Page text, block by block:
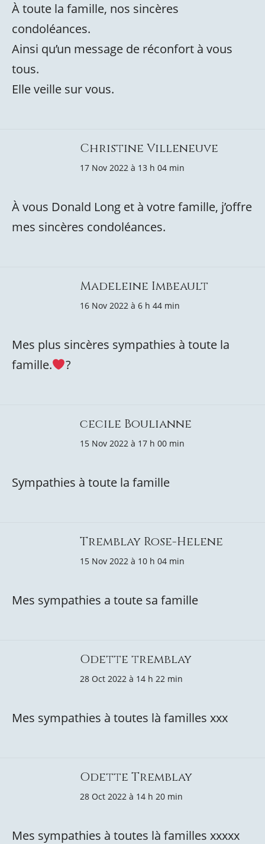
À toute la famille, nos sincères
condoléances.
Ainsi qu’un message de réconfort à vous
tous.
Elle veille sur vous.
Christine Villeneuve
17 Nov 2022 à 13 h 04 min
À vous Donald Long et à votre famille, j’offre
mes sincères condoléances.
Madeleine Imbeault
16 Nov 2022 à 6 h 44 min
Mes plus sincères sympathies à toute la
famille.
?
cecile Boulianne
15 Nov 2022 à 17 h 00 min
Sympathies à toute la famille
Tremblay Rose-Helene
15 Nov 2022 à 10 h 04 min
Mes sympathies a toute sa famille
Odette tremblay
28 Oct 2022 à 14 h 22 min
Mes sympathies à toutes là familles xxx
Odette Tremblay
28 Oct 2022 à 14 h 20 min
Mes sympathies à toutes là familles xxxxx